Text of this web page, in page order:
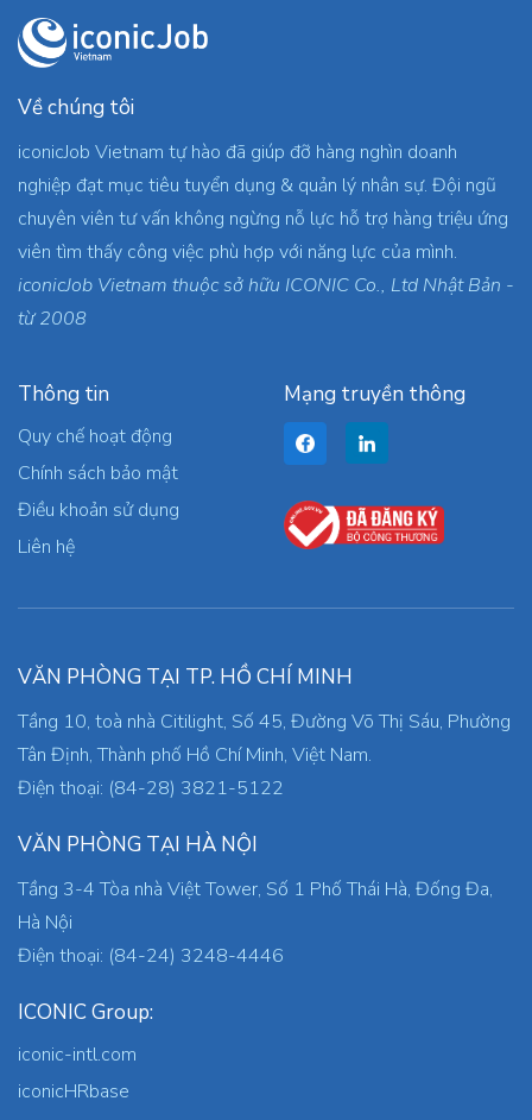
Về chúng tôi
iconicJob Vietnam tự hào đã giúp đỡ hàng nghìn doanh
nghiệp đạt mục tiêu tuyển dụng & quản lý nhân sự. Đội ngũ
chuyên viên tư vấn không ngừng nỗ lực hỗ trợ hàng triệu ứng
viên tìm thấy công việc phù hợp với năng lực của mình.
iconicJob Vietnam thuộc sở hữu ICONIC Co., Ltd Nhật Bản -
từ 2008
Thông tin
Quy chế hoạt động
Chính sách bảo mật
Điều khoản sử dụng
Liên hệ
Mạng truyền thông
VĂN PHÒNG TẠI TP. HỒ CHÍ MINH
Tầng 10, toà nhà Citilight, Số 45, Đường Võ Thị Sáu, Phường
Tân Định, Thành phố Hồ Chí Minh, Việt Nam.
Điện thoại: (84-28) 3821-5122
VĂN PHÒNG TẠI HÀ NỘI
Tầng 3-4 Tòa nhà Việt Tower, Số 1 Phố Thái Hà, Đống Đa,
Hà Nội
Điện thoại: (84-24) 3248-4446
ICONIC Group:
iconic-intl.com
iconicHRbase